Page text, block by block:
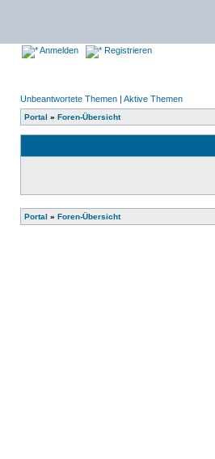
Anmelden Registrieren
Unbeantwortete Themen | Aktive Themen
Portal » Foren-Übersicht
Portal » Foren-Übersicht